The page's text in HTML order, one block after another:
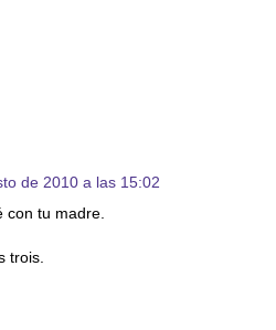
de 2010 a las 15:02
con tu madre.
trois.